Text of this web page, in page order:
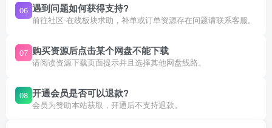
06 遇到问题如何获得支持?
前往社区-在线板块求助，补单或订单资源存在问题请联系客服。
07 购买资源后点击某个网盘不能下载
请阅读资源下载页面提示并且选择其他网盘线路。
08 开通会员是否可以退款?
会员为赞助本站获取，开通后不支持退款。